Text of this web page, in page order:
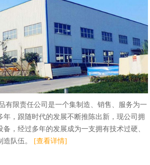
限责任公司是一个集制造、销售、服务为一
年，跟随时代的发展不断推陈出新，现公司拥
，经过多年的发展成为一支拥有技术过硬、
造队伍。 [查看详情]